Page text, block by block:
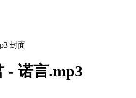
- 诺言.mp3